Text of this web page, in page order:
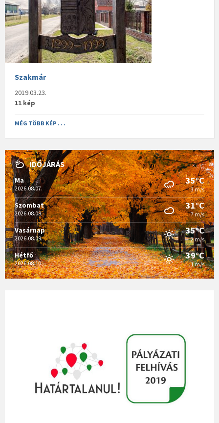
Szakmár
2019.03.23.
11 kép
MÉG TÖBB KÉP . . .
IDŐJÁRÁS
Ma
2026.08.07.
35°C
3 m/s
Szombat
2026.08.08.
31°C
7 m/s
Vasárnap
2026.08.09.
35°C
2 m/s
Hétfő
2026.08.10.
39°C
1 m/s